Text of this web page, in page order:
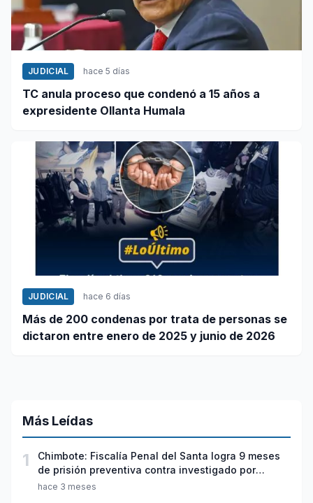
JUDICIAL hace 5 días
TC anula proceso que condenó a 15 años a
expresidente Ollanta Humala
JUDICIAL hace 6 días
Más de 200 condenas por trata de personas se
dictaron entre enero de 2025 y junio de 2026
Más Leídas
1
Chimbote: Fiscalía Penal del Santa logra 9 meses
de prisión preventiva contra investigado por
violación sexual y tentativa de feminicidio
hace 3 meses